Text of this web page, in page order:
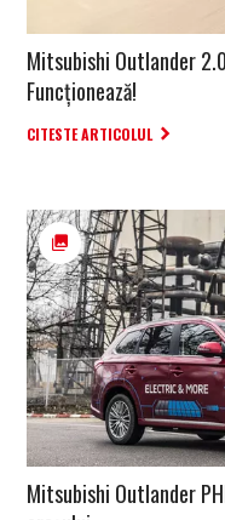
Mitsubishi Outlander
Funcționează!
CITESTE ARTICOLUL
Mitsubishi Outlander